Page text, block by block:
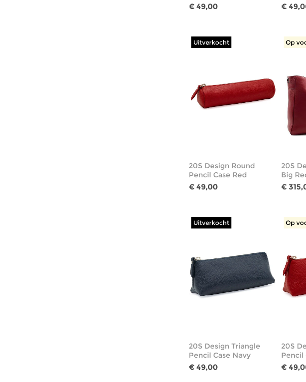
€ 49,00 €
Uitverkocht
20S Design Round
Pencil Case Red
€ 49,00
Op
20S
Big
€
Uitverkocht
20S Design Triangle
Pencil Case Navy
€ 49,00
Op
20S
Pencil
€